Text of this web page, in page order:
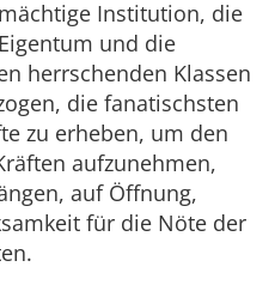
Institution, die
und die
herrschenden Klassen
die fanatischsten
zu erheben, um den
aufzunehmen,
auf Öffnung,
für die Nöte der